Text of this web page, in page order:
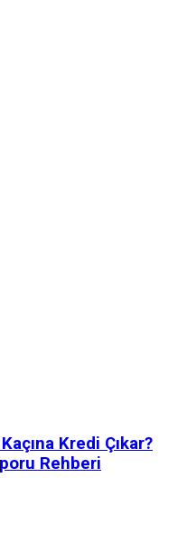
Kredi Çıkar?
Rehberi